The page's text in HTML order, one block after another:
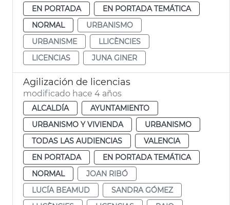
EN PORTADA
EN PORTADA TEMÁTICA
NORMAL
URBANISMO
URBANISME
LLICÈNCIES
LICENCIAS
JUNA GINER
Agilización de licencias
modificado hace 4 años
ALCALDÍA
AYUNTAMIENTO
URBANISMO Y VIVIENDA
URBANISMO
TODAS LAS AUDIENCIAS
VALENCIA
EN PORTADA
EN PORTADA TEMÁTICA
NORMAL
JOAN RIBÓ
LUCÍA BEAMUD
SANDRA GÓMEZ